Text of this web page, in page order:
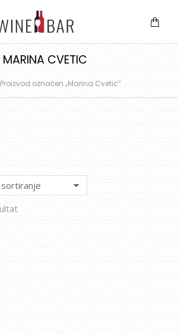
MARINA CVETIC
Proizvod označen „Marina Cvetic“